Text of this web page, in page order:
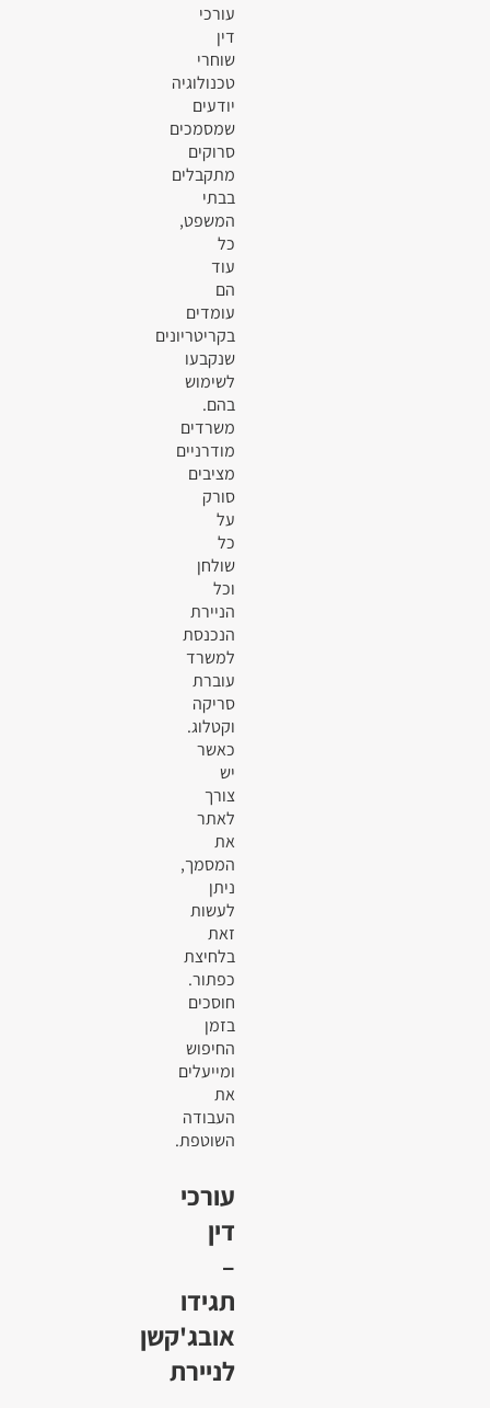
עורכי
דין
שוחרי
טכנולוגיה
יודעים
שמסמכים
סרוקים
מתקבלים
בבתי
המשפט,
כל
עוד
הם
עומדים
בקריטריונים
שנקבעו
לשימוש
בהם.
משרדים
מודרניים
מציבים
סורק
על
כל
שולחן
וכל
הניירת
הנכנסת
למשרד
עוברת
סריקה
וקטלוג.
כאשר
יש
צורך
לאתר
את
המסמך,
ניתן
לעשות
זאת
בלחיצת
כפתור.
חוסכים
בזמן
החיפוש
ומייעלים
את
העבודה
השוטפת.
עורכי
דין
–
תגידו
אובג'קשן
לניירת